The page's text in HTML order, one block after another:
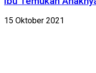
15 Oktober 2021